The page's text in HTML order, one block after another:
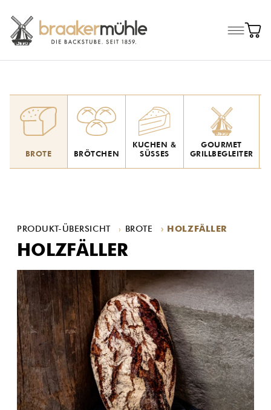
BROTE BRÖTCHEN
KUCHEN &
SÜSSES
GOURMET
GRILLBEGLEITER
PRODUKT-ÜBERSICHT BROTE HOLZFÄLLER
HOLZFÄLLER